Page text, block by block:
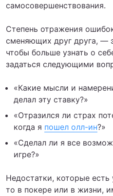
самосовершенствования.
Степень отражения
сменяющих друг друга, —
чтобы больше узнать о
задаться следующими
«Какие мысли и
делал эту ставку?»
«Отразился ли страх
когда я пошел олл-ин?»
«Сделал ли я все
игре?»
Недостатки, которые
то в покере или в жизни,